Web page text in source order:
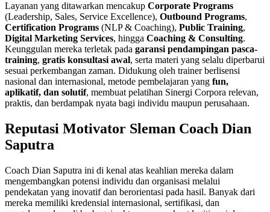
Layanan yang ditawarkan mencakup Corporate Programs
(Leadership, Sales, Service Excellence), Outbound Programs,
Certification Programs (NLP & Coaching), Public Training,
Digital Marketing Services, hingga Coaching & Consulting.
Keunggulan mereka terletak pada garansi pendampingan pasca-
training, gratis konsultasi awal, serta materi yang selalu diperbarui
sesuai perkembangan zaman. Didukung oleh trainer berlisensi
nasional dan internasional, metode pembelajaran yang fun,
aplikatif, dan solutif, membuat pelatihan Sinergi Corpora relevan,
praktis, dan berdampak nyata bagi individu maupun perusahaan.
Reputasi Motivator Sleman Coach Dian
Saputra
Coach Dian Saputra ini di kenal atas keahlian mereka dalam
mengembangkan potensi individu dan organisasi melalui
pendekatan yang inovatif dan berorientasi pada hasil. Banyak dari
mereka memiliki kredensial internasional, sertifikasi, dan